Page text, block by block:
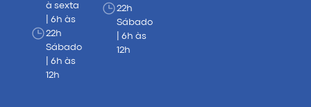
à sexta
| 6h às
22h
Sábado
| 6h às
12h
22h
Sábado
| 6h às
12h